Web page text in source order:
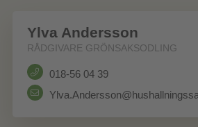
Ylva Andersson
RÅDGIVARE GRÖNSAKSODLING
018-56 04 39